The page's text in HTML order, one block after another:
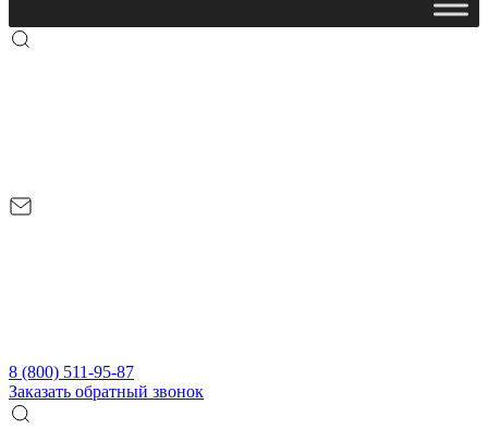
8 (800) 511-95-87
Заказать обратный звонок